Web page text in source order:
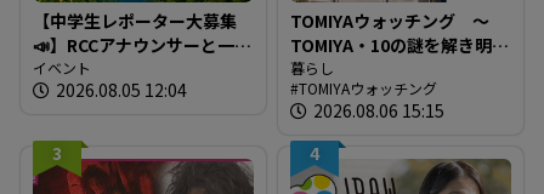
【中学生レポーター大募集
📣】RCCアナウンサーと一緒
に「広島の食」の現場を取
材しよう！
イベント
2026.08.05 12:04
TOMIYAウォッチング ～
TOMIYA・10の謎を解き明か
す～ 謎03 「なぜTOMIYAは
約1世紀も宝飾・時計業界で
生き抜いてこられたの
か？」
暮らし
TOMIYAウォッチング
2026.08.06 15:15
3
4